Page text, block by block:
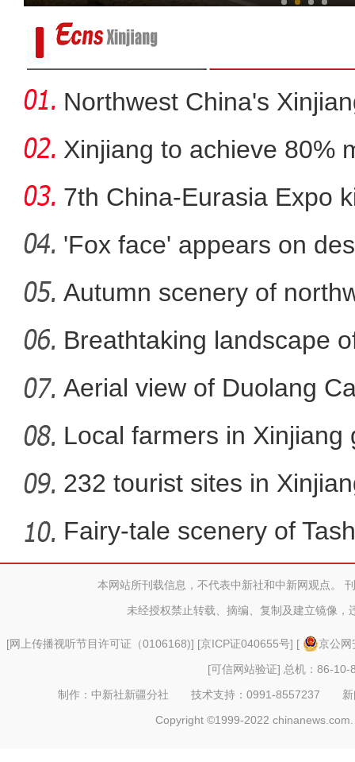
新疆：全力果断快速
新疆伊犁：夕阳映照塞克
Northwest China's
Xinjiang to achieve 80%
in
7th China-Eurasia Expo
'Fox face' appears on
Autumn scenery of
Breathtaking landscape
Aerial view of Duolang
Local farmers in Xinjiang
232 tourist sites in
Fairy-tale scenery of
本网站所刊载信息，不代表中新社和中新网观点。
未经授权禁止转载、摘编、复制及建立镜像，
[网上传播视听节目许可证（0106168)] [京ICP证040655号] [
京公
[可信网站验证] 总机：86-10-
制作：中新社新疆分社 技术支持：0991-8557237
Copyright ©1999-2022